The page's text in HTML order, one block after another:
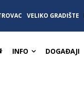
VELIKO GRADIŠTE
INFO DOGAĐAJI